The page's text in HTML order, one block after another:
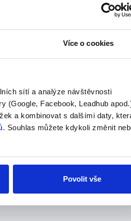
Více o cookies
sítí a analýze návštěvnosti
(Google, Facebook, Leadhub
a kombinovat s dalšími daty,
. Souhlas můžete kdykoli změnit
Povolit vše
mě
me" v angličtině Fráze "Let
a znamená "Dovol mi"
nabídky pomoci, žádosti
cojo – chytím coges – chytíš